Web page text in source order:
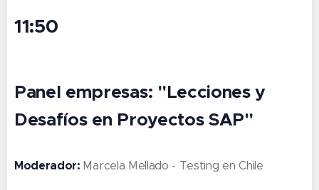
11:50
Panel empresas: "Lecciones y
Desafíos en Proyectos SAP"
Moderador: Marcela Mellado - Testing en Chile